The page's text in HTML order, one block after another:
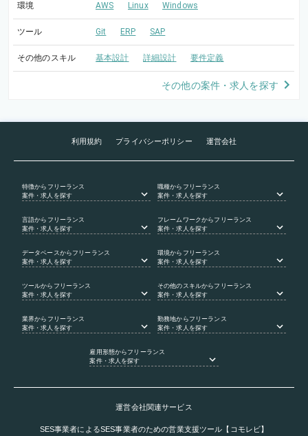
環境 AWS Linux Windows
ツール Git ERP SAP
その他のスキル 基本設計 詳細設計 要件定義
その他の案件・求人を探す
利用規約 プライバシーポリシー 運営会社
特徴からフリーランス
案件・求人を探す
職種からフリーランス
案件・求人を探す
言語からフリーランス
案件・求人を探す
フレームワークからフリーランス
案件・求人を探す
データベース からフリーランス
案件・求人を探す
環境からフリーランス
案件・求人を探す
ツールからフリーランス
案件・求人を探す
その他のスキルからフリーランス
案件・求人を探す
業界からフリーランス
案件・求人を探す
勤務地からフリーランス
案件・求人を探す
雇用形態からフリーランス
案件・求人を探す
運営会社関連サービス
SES事業者によるSES事業者のための営業支援ツール【コモレビ】